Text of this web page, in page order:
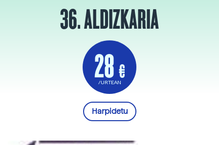
36. ALDIZKARIA
28 €
/URTEAN
Harpidetu